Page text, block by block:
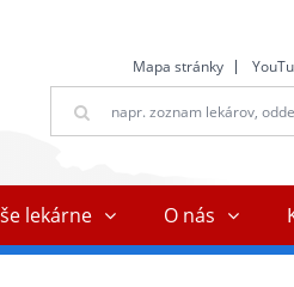
Mapa stránky
vyhľadávanie
lekárne O nás